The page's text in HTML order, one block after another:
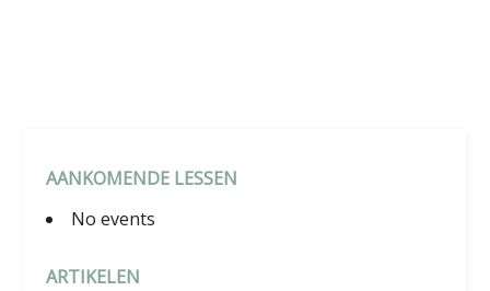
AANKOMENDE LESSEN
No events
ARTIKELEN